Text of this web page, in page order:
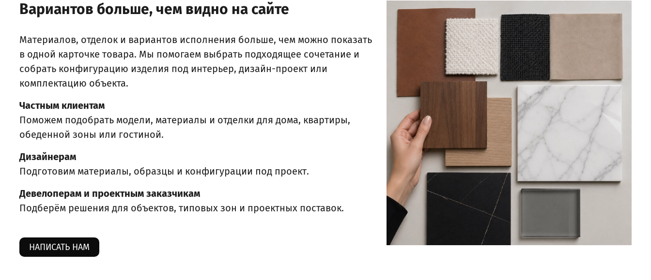
Вариантов больше, чем видно на сайте
Материалов, отделок и вариантов исполнения больше, чем можно показать
в одной карточке товара. Мы помогаем выбрать подходящее сочетание и
собрать конфигурацию изделия под интерьер, дизайн-проект или
комплектацию объекта.
Частным клиентам
Поможем подобрать модели, материалы и отделки для дома, квартиры,
обеденной зоны или гостиной.
Дизайнерам
Подготовим материалы, образцы и конфигурации под проект.
Девелоперам и проектным заказчикам
Подберём решения для объектов, типовых зон и проектных поставок.
НАПИСАТЬ НАМ